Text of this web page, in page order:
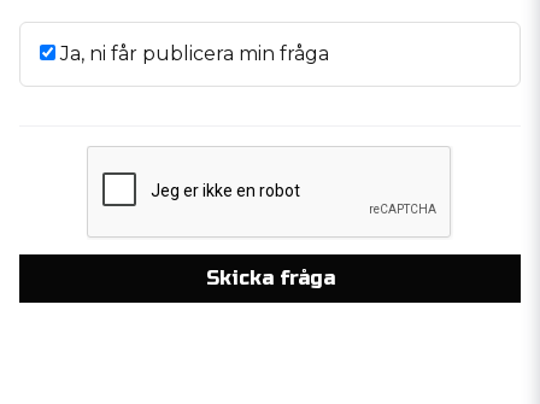
Ja, ni får publicera min fråga
Skicka fråga